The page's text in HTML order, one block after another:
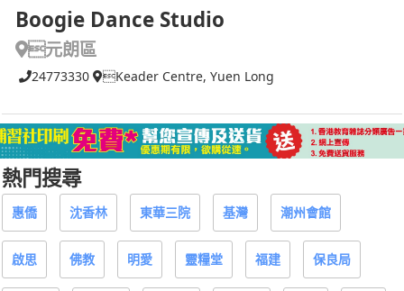
Boogie Dance Studio
元朗區
24773330 Keader Centre, Yuen Long
熱門搜尋
惠僑 沈香林 東華三院 基灣 潮州會館
啟思 佛教 明愛 靈糧堂 福建 保良局